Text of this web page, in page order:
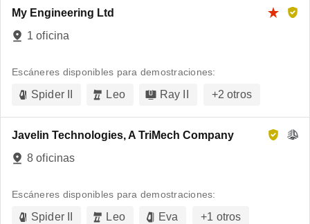
My Engineering Ltd
1 oficina
Escáneres disponibles para demostraciones:
Spider II Leo Ray II +2 otros
Javelin Technologies, A TriMech Company
8 oficinas
Escáneres disponibles para demostraciones:
Spider II Leo Eva +1 otros